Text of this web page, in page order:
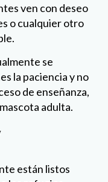
ven con deseo
o cualquier otro
se
la paciencia y no
de enseñanza,
adulta.
están listos